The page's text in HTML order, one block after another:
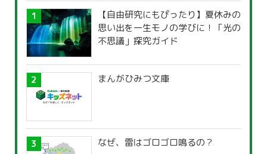
【自由研究にもぴったり】夏休みの
思い出を一生モノの学びに！「光の
不思議」探究ガイド
まんがひみつ文庫
なぜ、雷はゴロゴロ鳴るの？